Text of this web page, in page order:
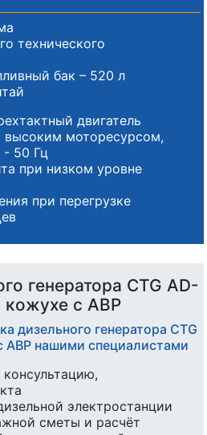
технического
бак – 520 л
двигатель
высоким моторесурсом,
- 50 Гц
при низком уровне
при перегрузке
генератора CTG AD-
кожухе с АВР
дизельного генератора CTG
АВР нашими специалистами
электростанции
сметы и расчёт